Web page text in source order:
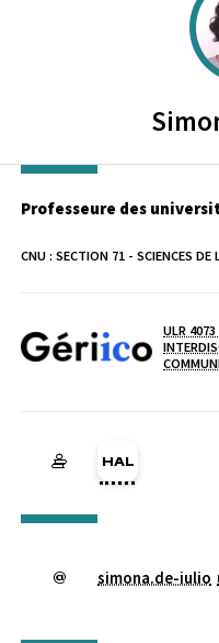
Professeure des
CNU : SECTION 71 - SCIENCES
Laboratoire / équipe
ULR 4073
HAL simona-de-
simona.de-iulio